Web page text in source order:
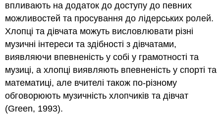
та
пісні
для
вдосконалення
та
заохочення
словесних
навичок
впливають на додаток до доступу до певних
можливостей та просування до лідерських ролей.
Хлопці та дівчата можуть висловлювати різні
музичні інтереси та здібності з дівчатами,
виявляючи впевненість у собі у грамотності та
музиці, а хлопці виявляють впевненість у спорті та
математиці, але вчителі також по-різному
обговорюють музичність хлопчиків та дівчат
(Green, 1993).